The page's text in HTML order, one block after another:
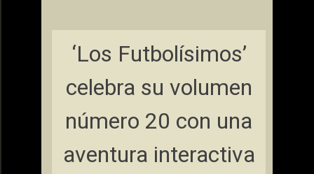
‘Los Futbolísimos’
celebra su volumen
número 20 con una
aventura interactiva